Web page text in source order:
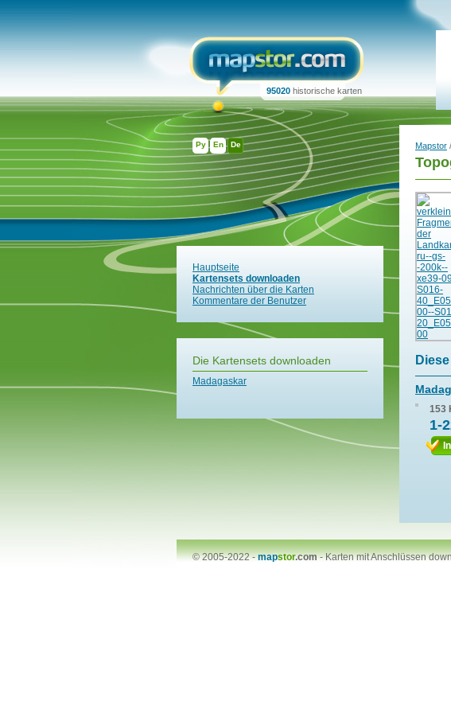
Ру En De
95020 historische karten
Hauptseite
Kartensets downloaden
Nachrichten über die Karten
Kommentare der Benutzer
Die Kartensets downloaden
Madagaskar
Mapstor /
153
1-
© 2005-2022 -mapstor.com-Karten mit Anschlüssen